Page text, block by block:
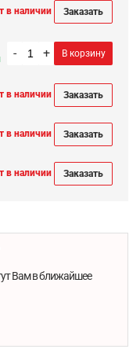
в наличии Заказать
- + В корзину
в наличии Заказать
в наличии Заказать
в наличии Заказать
Вам в ближайшее